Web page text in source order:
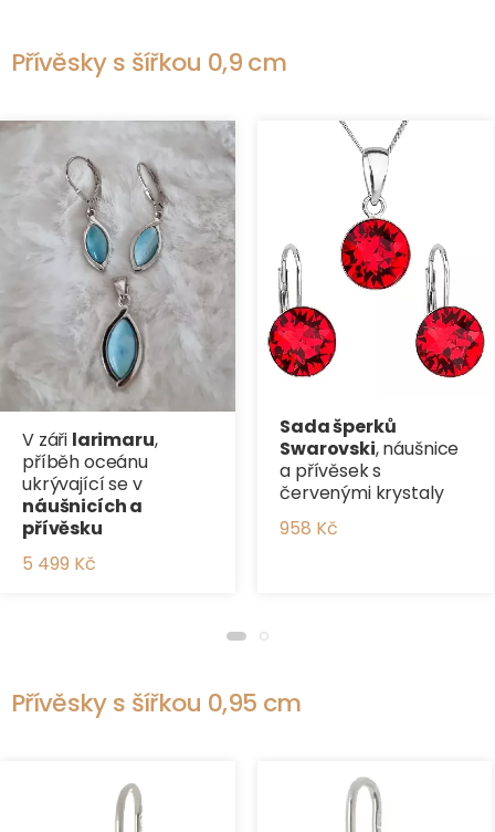
Přívěsky s šířkou 0,9 cm
V záři larimaru,
příběh oceánu
ukrývající se v
náušnicích a
přívěsku
5 499 Kč
Sada šperků
Swarovski, náušnice
a přívěsek s
červenými krystaly
958 Kč
Přívěsky s šířkou 0,95 cm